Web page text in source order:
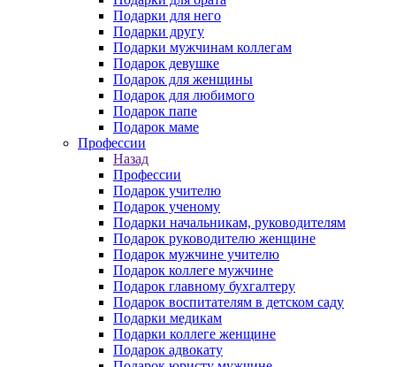
Подарки для него
Подарки другу
Подарки мужчинам коллегам
Подарок девушке
Подарок для женщины
Подарок для любимого
Подарок папе
Подарок маме
Профессии
Назад
Профессии
Подарок учителю
Подарок ученому
Подарки начальникам, руководителям
Подарок руководителю женщине
Подарок мужчине учителю
Подарок коллеге мужчине
Подарок главному бухгалтеру
Подарок воспитателям в детском саду
Подарки медикам
Подарки коллеге женщине
Подарок адвокату